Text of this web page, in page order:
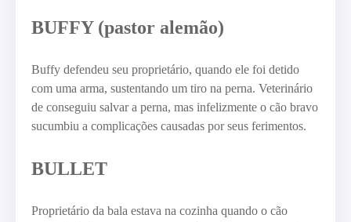
BUFFY (pastor alemão)
Buffy defendeu seu proprietário, quando ele foi detido
com uma arma, sustentando um tiro na perna. Veterinário
de conseguiu salvar a perna, mas infelizmente o cão bravo
sucumbiu a complicações causadas por seus ferimentos.
BULLET
Proprietário da bala estava na cozinha quando o cão